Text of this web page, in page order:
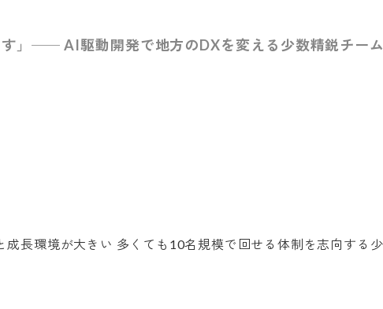
す」── AI駆動開発で地方のDXを変える少数精鋭チーム